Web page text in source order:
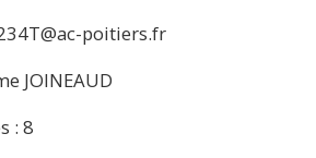
poitiers.fr
JOINEAUD
: 8